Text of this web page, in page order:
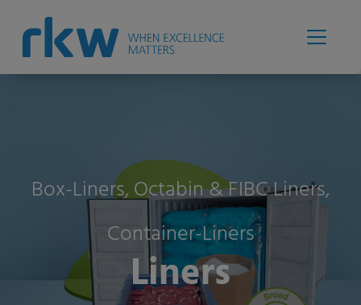
Box-Liners, Octabin & FIBC Liners,
Container-Liners
Liners